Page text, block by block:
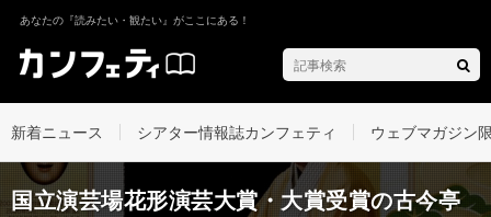
あなたの『読みたい・観たい』がここにある！
新着ニュース シアター情報誌カンフェティ ウェブマガジン
国立演芸場花形演芸大賞・大賞受賞の古今亭